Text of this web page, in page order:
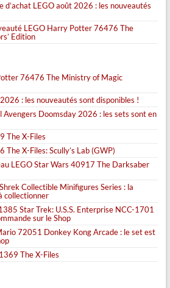
d’achat LEGO août 2026 : les nouveautés
LEGO Harry Potter 76476 The
Edition
76476 The Ministry of Magic
: les nouveautés sont disponibles !
Doomsday 2026 : les sets sont en
The X-Files
X-Files: Scully’s Lab (GWP)
LEGO Star Wars 40917 The Darksaber
Collectible Minifigures Series : la
collectionner
Star Trek: U.S.S. Enterprise NCC-1701
sur le Shop
72051 Donkey Kong Arcade : le set est
The X-Files